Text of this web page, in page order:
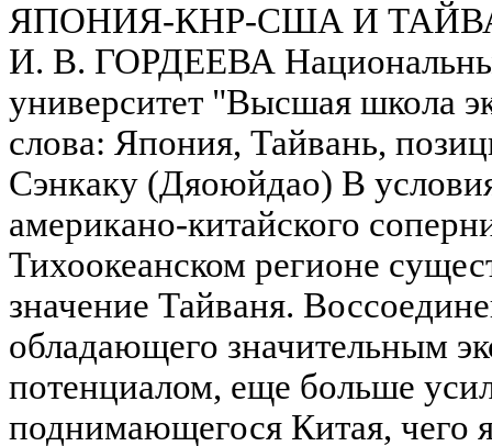
ЯПОНИЯ-КНР-США И
И. В. ГОРДЕЕВА
университет "Высшая школа
слова: Япония, Тайвань,
Сэнкаку (Дяоюйдао) В
американо-китайского
Тихоокеанском регионе
значение Тайваня.
обладающего значительным
потенциалом, еще больше
поднимающегося Китая, чего